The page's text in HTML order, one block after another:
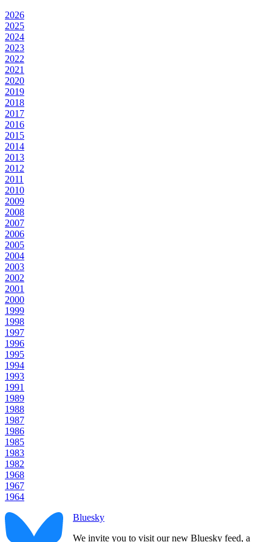
2026
2025
2024
2023
2022
2021
2020
2019
2018
2017
2016
2015
2014
2013
2012
2011
2010
2009
2008
2007
2006
2005
2004
2003
2002
2001
2000
1999
1998
1997
1996
1995
1994
1993
1991
1989
1988
1987
1986
1985
1983
1982
1968
1967
1964
Bluesky
We invite you to visit our new Bluesky feed, a